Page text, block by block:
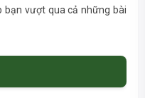
bạn vượt qua cả những bài